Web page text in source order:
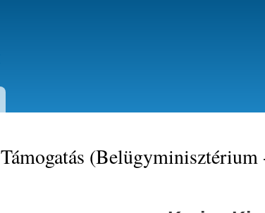
Támogatás